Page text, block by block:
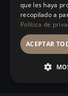
¿Qué te frena
líder?
¿Y a tu
Sesión
que les haya
recopilado a
Política de
ACEPTAR